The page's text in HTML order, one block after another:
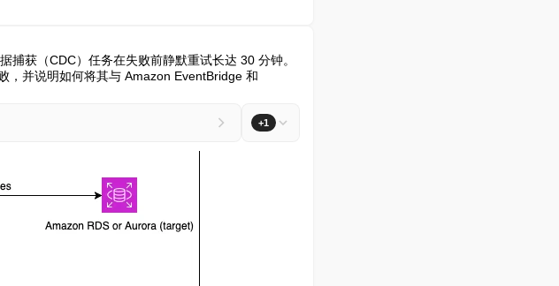
捕获（CDC）任务在失败前静默重试长达 30 分钟。
，并说明如何将其与 Amazon EventBridge 和
+1